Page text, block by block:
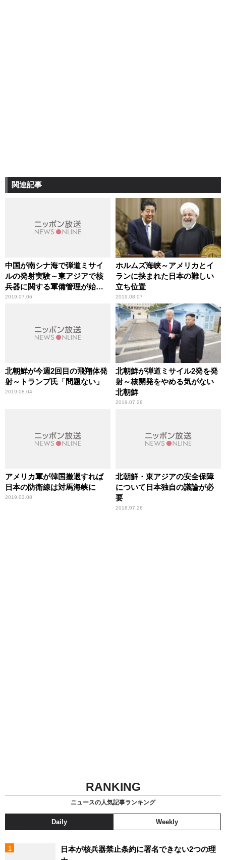
関連記事
中国が南シナ海で弾道ミサイ
ルの発射実験～東アジアで核
兵器に関する軍備管理が始ま
る
2019.07.06
ホルムズ海峡～アメリカとイ
ランに挟まれた日本の難しい
立ち位置
2019.08.07
北朝鮮が今週2回目の飛翔体発
射～トランプ氏「問題ない」
2019.08.04
北朝鮮が弾道ミサイル2発を発
射～核開発をやめる気がない
北朝鮮
2019.07.28
アメリカ軍が韓国撤退すれば
日本の防衛線は対馬海峡に
2019.03.08
北朝鮮・東アジアの安全保障
について日本独自の議論が必
要
2018.07.26
RANKING
ニュースの人気記事ランキング
Daily Weekly
日本が核兵器禁止条約に署名できない2つの理